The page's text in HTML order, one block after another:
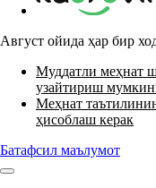
Август ойида ҳар бир
Муддатли меҳнат
узайтириш
Меҳнат
ҳисоблаш керак
Батафсил маълумот